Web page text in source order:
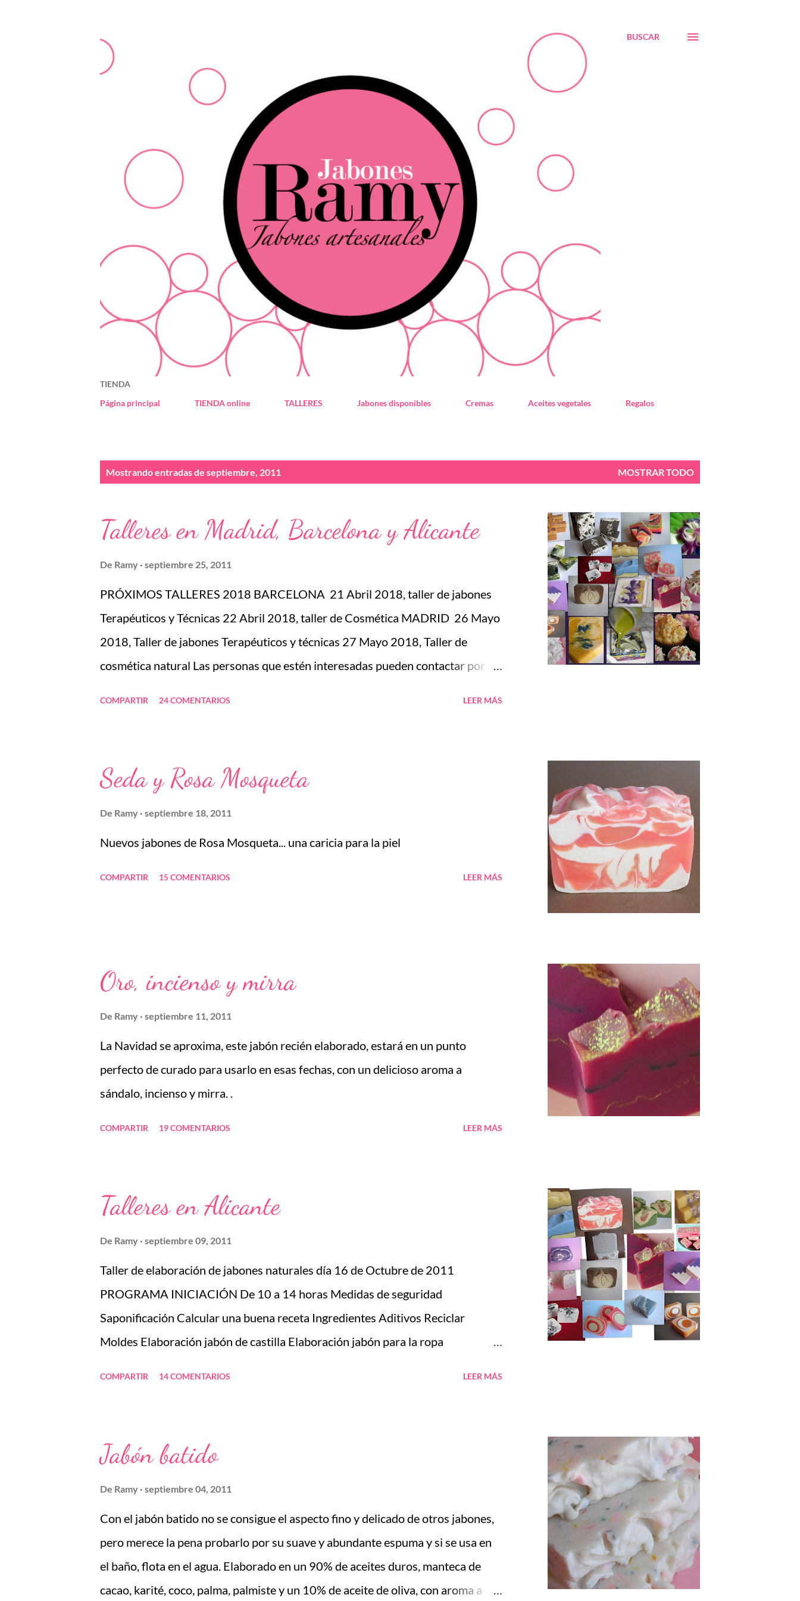
BUSCAR
TIENDA
Página principal
TIENDA online TALLERES Jabones disponibles Cremas Aceites vegetales Regalos
Mostrando entradas de septiembre, 2011 MOSTRAR TODO
Talleres en Madrid, Barcelona y Alicante
De Ramy septiembre 25, 2011
PRÓXIMOS TALLERES 2018 BARCELONA 21 Abril 2018, taller de jabones
Terapéuticos y Técnicas 22 Abril 2018, taller de Cosmética MADRID 26 Mayo
2018, Taller de jabones Terapéuticos y técnicas 27 Mayo 2018, Taller de
cosmética natural Las personas que estén interesadas pueden contactar por
NUEVO LEÓN 3 Noviembre 2017, Taller de Jabones (Navidad) 4 Noviembre
2017, Taller de Cosmética Ayurveda 5 Noviembre 2017, Taller de Cosmética
Taller de jabones Técnicas 12 Noviembre 2017, Taller de Cosmética ...
COMPARTIR 24 COMENTARIOS LEER MÁS
Seda y Rosa Mosqueta
De Ramy septiembre 18, 2011
Nuevos jabones de Rosa Mosqueta... una caricia para la piel
COMPARTIR 15 COMENTARIOS LEER MÁS
Oro, incienso y mirra
De Ramy septiembre 11, 2011
La Navidad se aproxima, este jabón recién elaborado, estará en un punto
perfecto de curado para usarlo en esas fechas, con un delicioso aroma a
sándalo, incienso y mirra. .
COMPARTIR 19 COMENTARIOS LEER MÁS
Talleres en Alicante
De Ramy septiembre 09, 2011
Taller de elaboración de jabones naturales día 16 de Octubre de 2011
PROGRAMA INICIACIÓN De 10 a 14 horas Medidas de seguridad
Saponificación Calcular una buena receta Ingredientes Aditivos Reciclar
Moldes Elaboración jabón de castilla Elaboración jabón para la ropa
aditivos, colorantes, aceites esenciales, fragancias etc. Se entregará un dossier
con toda la información, los jabones elaborados con sus fórmulas
COMPARTIR 14 COMENTARIOS LEER MÁS
Jabón batido
De Ramy septiembre 04, 2011
Con el jabón batido no se consigue el aspecto fino y delicado de otros jabones,
pero merece la pena probarlo por su suave y abundante espuma y si se usa en
el baño, flota en el agua. Elaborado en un 90% de aceites duros, manteca de
cacao, karité, coco, palma, palmiste y un 10% de aceite de oliva, con aroma a